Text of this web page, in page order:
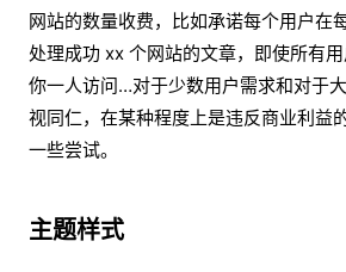
网站的数量收费，比如承诺每个用户在
处理成功 xx 个网站的文章，即使所有
你一人访问…对于少数用户需求和对于
视同仁，在某种程度上是违反商业利益
一些尝试。
主题样式